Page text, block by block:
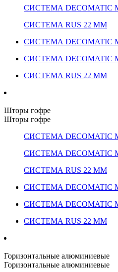
СИСТЕМА DECOMATIC
СИСТЕМА RUS 22 ММ
СИСТЕМА DECOMATIC
СИСТЕМА DECOMATIC
СИСТЕМА RUS 22 ММ
Шторы гофре
Шторы гофре
СИСТЕМА DECOMATIC
СИСТЕМА DECOMATIC
СИСТЕМА RUS 22 ММ
СИСТЕМА DECOMATIC
СИСТЕМА DECOMATIC
СИСТЕМА RUS 22 ММ
Горизонтальные алюминиевые
Горизонтальные алюминиевые